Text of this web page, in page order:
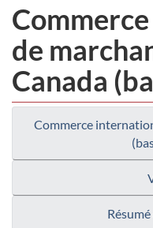
de
Canada
Commerce